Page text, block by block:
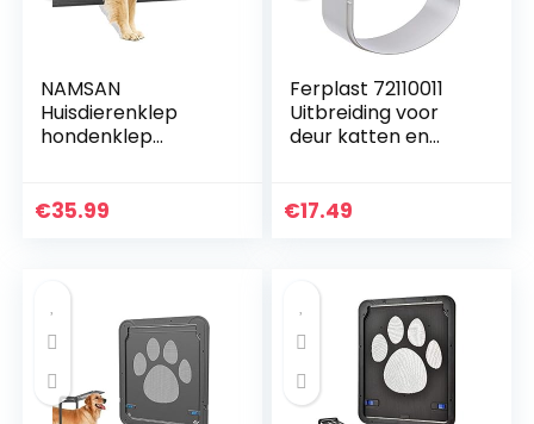
NAMSAN
Huisdierenklep
hondenklep
magneet gesloten
€35.99
Ferplast 72110011
Uitbreiding voor
deur katten en
5 VERLENGSTUK 16.3
€17.49